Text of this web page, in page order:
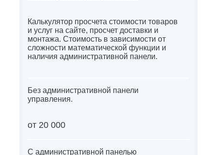
Калькулятор просчета стоимости товаров
и услуг на сайте, просчет доставки и
монтажа. Стоимость в зависимости от
сложности математической функции и
наличия административной панели.
Без административной панели
управления.
от 20 000
С административной панелью